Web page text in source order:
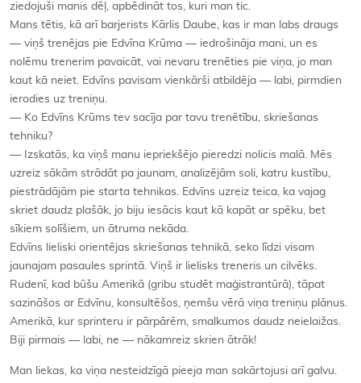
ziedojuši manis dēļ, apbēdināt tos, kuri man tic.
Mans tētis, kā arī barjerists Kārlis Daube, kas ir man labs draugs
— viņš trenējas pie Edvīna Krūma — iedrošināja mani, un es
nolēmu trenerim pavaicāt, vai nevaru trenēties pie viņa, jo man
kaut kā neiet. Edvīns pavisam vienkārši atbildēja — labi, pirmdien
ierodies uz treniņu.
— Ko Edvīns Krūms tev sacīja par tavu trenētību, skriešanas
tehniku?
— Izskatās, ka viņš manu iepriekšējo pieredzi nolicis malā. Mēs
uzreiz sākām strādāt pa jaunam, analizējām soli, katru kustību,
piestrādājām pie starta tehnikas. Edvīns uzreiz teica, ka vajag
skriet daudz plašāk, jo biju iesācis kaut kā kapāt ar spēku, bet
sīkiem solīšiem, un ātruma nekāda.
Edvīns lieliski orientējas skriešanas tehnikā, seko līdzi visam
jaunajam pasaules sprintā. Viņš ir lielisks treneris un cilvēks.
Rudenī, kad būšu Amerikā (gribu studēt maģistrantūrā), tāpat
sazināšos ar Edvīnu, konsultēšos, ņemšu vērā viņa treniņu plānus.
Amerikā, kur sprinteru ir pārpārēm, smalkumos daudz neielaižas.
Biji pirmais — labi, ne — nākamreiz skrien ātrāk!
Man liekas, ka viņa nesteidzīgā pieeja man sakārtojusi arī galvu.